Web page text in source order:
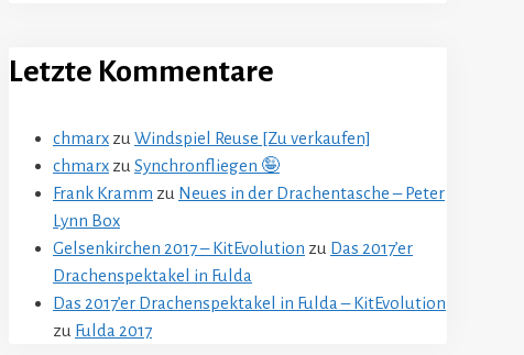
Letzte Kommentare
chmarx zu Windspiel Reuse [Zu verkaufen]
chmarx zu Synchronfliegen 🤪
Frank Kramm zu Neues in der Drachentasche – Peter
Lynn Box
Gelsenkirchen 2017 – KitEvolution zu Das 2017’er
Drachenspektakel in Fulda
Das 2017’er Drachenspektakel in Fulda – KitEvolution
zu Fulda 2017